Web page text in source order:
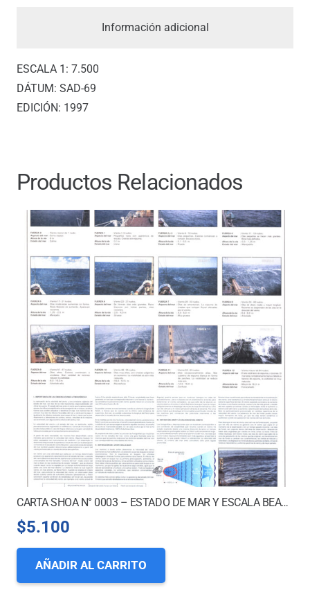
Información adicional
ESCALA 1: 7.500
DÁTUM: SAD-69
EDICIÓN: 1997
Productos Relacionados
CARTA SHOA N° 0003 – ESTADO DE MAR Y ESCALA BEAUFORT
$5.100
AÑADIR AL CARRITO